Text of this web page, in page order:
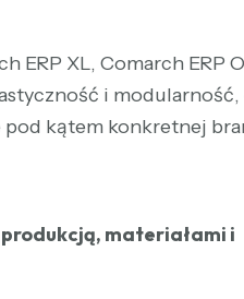
ERP XL, Comarch ERP
i modularność,
kątem konkretnej
materiałami i